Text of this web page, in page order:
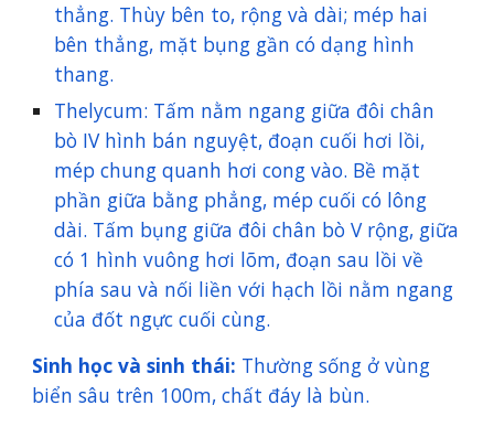
thẳng. Thùy bên to, rộng và dài; mép hai
bên thẳng, mặt bụng gần có dạng hình
thang.
Thelycum: Tấm nằm ngang giữa đôi chân
bò IV hình bán nguyệt, đoạn cuối hơi lồi,
mép chung quanh hơi cong vào. Bề mặt
phần giữa bằng phẳng, mép cuối có lông
dài. Tấm bụng giữa đôi chân bò V rộng, giữa
có 1 hình vuông hơi lõm, đoạn sau lồi về
phía sau và nối liền với hạch lồi nằm ngang
của đốt ngực cuối cùng.
Sinh học và sinh thái: Thường sống ở vùng
biển sâu trên 100m, chất đáy là bùn.